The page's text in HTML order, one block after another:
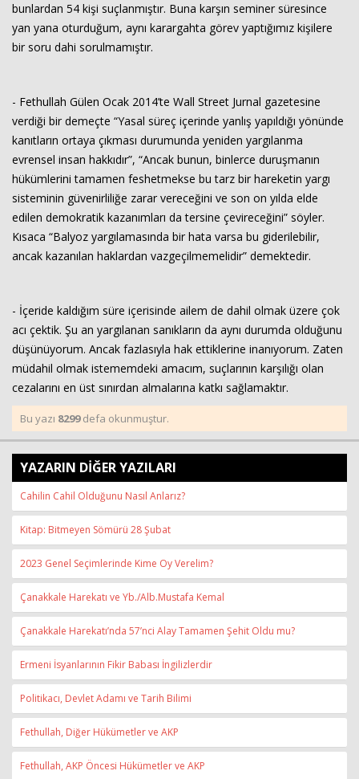
bunlardan 54 kişi suçlanmıştır. Buna karşın seminer süresince
yan yana oturduğum, aynı karargahta görev yaptığımız kişilere
bir soru dahi sorulmamıştır.
- Fethullah Gülen Ocak 2014’te Wall Street Jurnal gazetesine
verdiği bir demeçte “Yasal süreç içerinde yanlış yapıldığı yönünde
kanıtların ortaya çıkması durumunda yeniden yargılanma
evrensel insan hakkıdır”, “Ancak bunun, binlerce duruşmanın
hükümlerini tamamen feshetmekse bu tarz bir hareketin yargı
sisteminin güvenirliliğe zarar vereceğini ve son on yılda elde
edilen demokratik kazanımları da tersine çevireceğini” söyler.
Kısaca “Balyoz yargılamasında bir hata varsa bu giderilebilir,
ancak kazanılan haklardan vazgeçilmemelidir” demektedir.
- İçeride kaldığım süre içerisinde ailem de dahil olmak üzere çok
acı çektik. Şu an yargılanan sanıkların da aynı durumda olduğunu
düşünüyorum. Ancak fazlasıyla hak ettiklerine inanıyorum. Zaten
müdahil olmak istememdeki amacım, suçlarının karşılığı olan
cezalarını en üst sınırdan almalarına katkı sağlamaktır.
Bu yazı 8299defa okunmuştur.
YAZARIN DİĞER YAZILARI
Cahilin Cahil Olduğunu Nasıl Anlarız?
Kitap: Bitmeyen Sömürü 28 Şubat
2023 Genel Seçimlerinde Kime Oy Verelim?
Çanakkale Harekatı ve Yb./Alb.Mustafa Kemal
Çanakkale Harekatı’nda 57’nci Alay Tamamen Şehit Oldu mu?
Ermeni İsyanlarının Fikir Babası İngilizlerdir
Politikacı, Devlet Adamı ve Tarih Bilimi
Fethullah, Diğer Hükümetler ve AKP
Fethullah, AKP Öncesi Hükümetler ve AKP